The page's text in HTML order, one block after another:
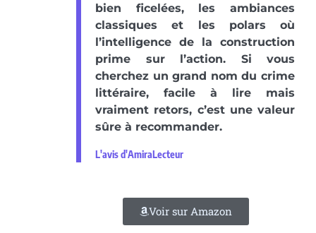
bien ficelées, les ambiances
classiques et les polars où
l’intelligence de la construction
prime sur l’action. Si vous
cherchez un grand nom du crime
littéraire, facile à lire mais
vraiment retors, c’est une valeur
sûre à recommander.
L'avis d'AmiraLecteur
Voir sur Amazon